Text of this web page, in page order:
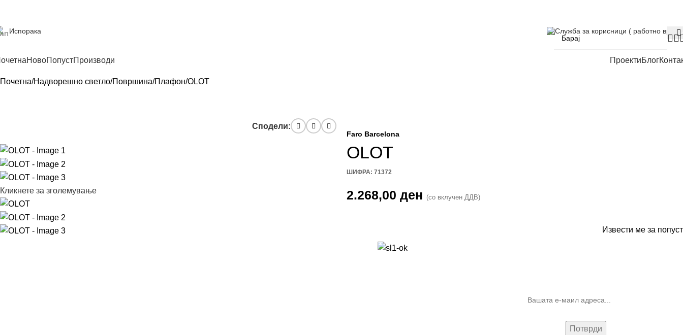
Испорака Служба за корисници ( работно
НовоПопустПроизводи ПроектиБлог
Почетна Надворешно светло Површина Плафон OLOT
Сподели:
Кликнете за зголемување
Faro Barcelona
OLOT
ШИФРА: 71372
2.268,00 ден (со вклучен ДДВ)
Извести ме за попуст